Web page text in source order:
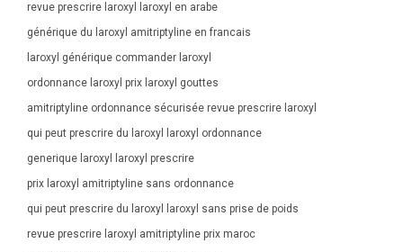
revue prescrire laroxyl laroxyl en arabe
générique du laroxyl amitriptyline en francais
laroxyl générique commander laroxyl
ordonnance laroxyl prix laroxyl gouttes
amitriptyline ordonnance sécurisée revue prescrire laroxyl
qui peut prescrire du laroxyl laroxyl ordonnance
generique laroxyl laroxyl prescrire
prix laroxyl amitriptyline sans ordonnance
qui peut prescrire du laroxyl laroxyl sans prise de poids
revue prescrire laroxyl amitriptyline prix maroc